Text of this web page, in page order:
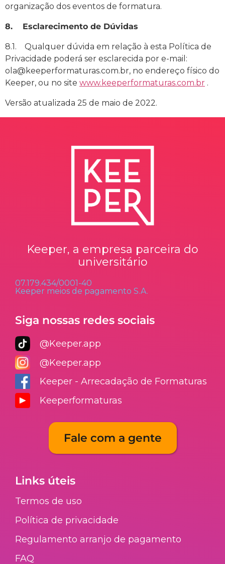
organização dos eventos de formatura.
8. Esclarecimento de Dúvidas
8.1. Qualquer dúvida em relação à esta Política de
Privacidade poderá ser esclarecida por e-mail:
ola@keeperformaturas.com.br, no endereço físico do
Keeper, ou no site www.keeperformaturas.com.br .
Versão atualizada 25 de maio de 2022.
Keeper, a empresa parceira do
universitário
07.179.434/0001-40
Keeper meios de pagamento S.A.
Siga nossas redes sociais
@Keeper.app
@Keeper.app
Keeper - Arrecadação de Formaturas
Keeperformaturas
Fale com a gente
Links úteis
Termos de uso
Política de privacidade
Regulamento arranjo de pagamento​
FAQ​